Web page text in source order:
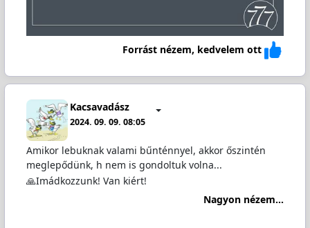
Forrást nézem, kedvelem ott
Kacsavadász
2024. 09. 09. 08:05
Amikor lebuknak valami bűnténnyel, akkor őszintén
meglepődünk, h nem is gondoltuk volna...
🙏Imádkozzunk! Van kiért!
Nagyon nézem...